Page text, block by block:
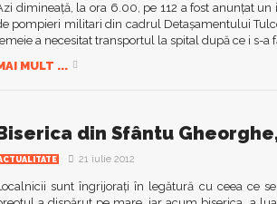
dimineaţă, la ora 6.00, pe 112 a fost anunţat
pompieri militari din cadrul Detaşamentului
a necesitat transportul la spital după ce i s-a
MULT ...
din Sfântu
21 iulie 2012
sunt îngrijoraţi în legătură cu ceea ce